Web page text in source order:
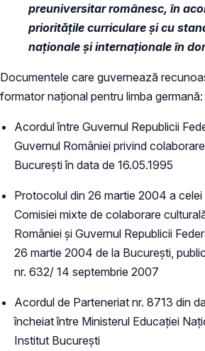
preuniversitar românesc, în
prioritățile curriculare și cu
naționale și internaționale în
Documentele care guvernează
formator național pentru limba germană:
Acordul între Guvernul Republicii
Guvernul României privind
București în data de 16.05.1995
Protocolul din 26 martie 2004 a
Comisiei mixte de colaborare
României și Guvernul Republicii
26 martie 2004 de la București,
nr. 632/ 14 septembrie 2007
Acordul de Parteneriat nr. 8713 din
încheiat între Ministerul Educației
Institut București